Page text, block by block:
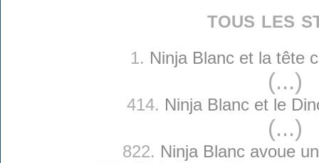
tous les
1. Ninja Blanc et la tête
(...)
414. Ninja Blanc et le
(...)
822. Ninja Blanc avoue